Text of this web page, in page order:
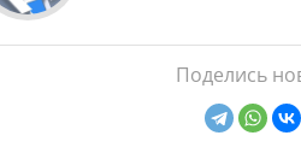
Поделись